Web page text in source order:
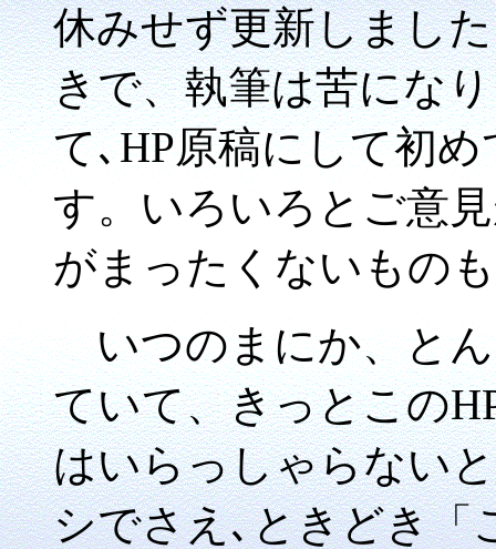
休みせず更新しまし
きで、執筆は苦にな
て､HP原稿にして初
す。いろいろとご意
がまったくないもの
いつのまにか、とん
ていて、きっとこの
はいらっしゃらない
シでさえ､ときどき「